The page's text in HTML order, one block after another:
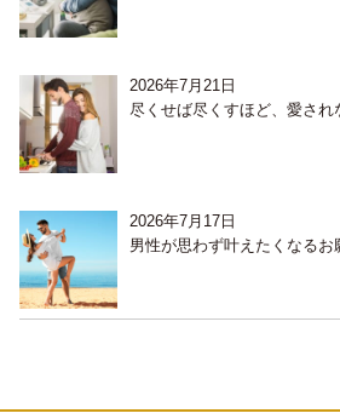
2026年7月21日
尽くせば尽くすほど、愛され
2026年7月17日
男性が思わず叶えたくなる